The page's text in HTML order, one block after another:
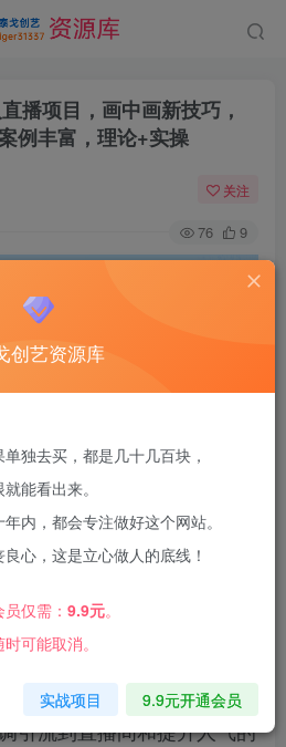
播项目，画中画新技巧，
例丰富，理论+实操
关注
76 9
年依然具有很大的可操
程主要介绍抖音无人直播的
引流到直播间和提升人气的
创艺资源库
独去买，都是几十几百块，
能看出来。
内，都会专注做好这个网站。
心，这是立心做人的底线！
仅需： 9.9元。
可能取消。
实战项目 9.9元开通会员